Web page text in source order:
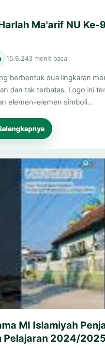
Ma'arif NU Ke-
15.9.243 menit baca
berbentuk dua lingkaran
dan tak terbatas. Logo ini
elemen-elemen simboli…
MI Islamiyah
Pelajaran 2024/2025